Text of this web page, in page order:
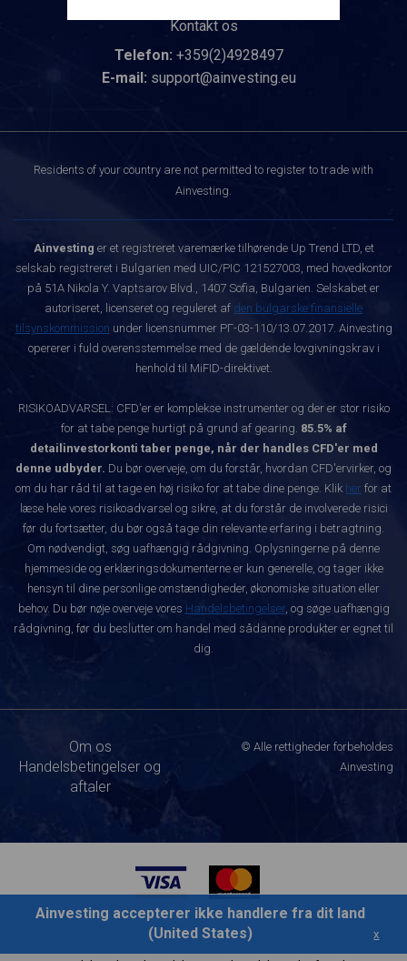
Kontakt os
Telefon: +359(2)4928497
E-mail: support@ainvesting.eu
Residents of your country are not permitted to register to trade with
Ainvesting.
Ainvesting er et registreret varemærke tilhørende Up Trend LTD, et
selskab registreret i Bulgarien med UIC/PIC 121527003, med hovedkontor
på 51A Nikola Y. Vaptsarov Blvd., 1407 Sofia, Bulgarien. Selskabet er
autoriseret, licenseret og reguleret af den bulgarske finansielle
tilsynskommission under licensnummer РГ-03-110/13.07.2017. Ainvesting
opererer i fuld overensstemmelse med de gældende lovgivningskrav i
henhold til MiFID-direktivet.
RISIKOADVARSEL: CFD'er er komplekse instrumenter og der er stor risiko
for at tabe penge hurtigt på grund af gearing. 85.5% af
detailinvestorkonti taber penge, når der handles CFD'er med
denne udbyder. Du bør overveje, om du forstår, hvordan CFD'ervirker, og
om du har råd til at tage en høj risiko for at tabe dine penge. Klik her for at
læse hele vores risikoadvarsel og sikre, at du forstår de involverede risici
før du fortsætter, du bør også tage din relevante erfaring i betragtning.
Om nødvendigt, søg uafhængig rådgivning. Oplysningerne på denne
hjemmeside og erklæringsdokumenterne er kun generelle, og tager ikke
hensyn til dine personlige omstændigheder, økonomiske situation eller
behov. Du bør nøje overveje vores Handelsbetingelser, og søge uafhængig
rådgivning, før du beslutter om handel med sådanne produkter er egnet til
dig.
Om os
Handelsbetingelser og
aftaler
© Alle rettigheder forbeholdes
Ainvesting
Ainvesting accepterer ikke handlere fra dit land
(United States)
x